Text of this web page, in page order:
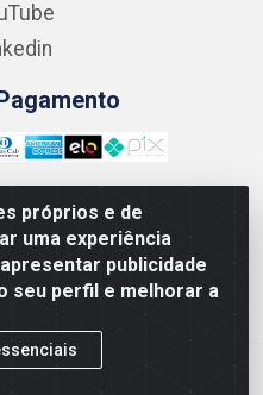
próprios e de
uma experiência
publicidade
seu perfil e melhorar a
18.217.682/0001-54 -
58 - Bultrins, Olinda/PE
110